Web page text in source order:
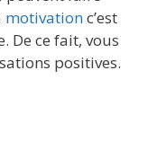
motivationc’est
De ce fait, vous
positives.